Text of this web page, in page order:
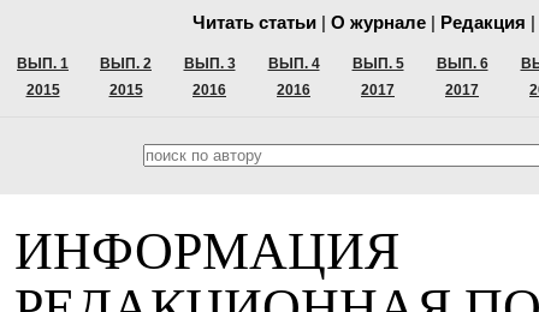
Читать статьи | О журнале | Редакция |
ВЫП. 1
2015
ВЫП. 2
2015
ВЫП. 3
2016
ВЫП. 4
2016
ВЫП. 5
2017
ВЫП. 6
2017